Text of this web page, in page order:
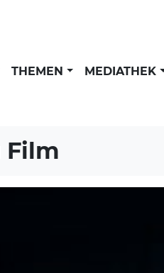
THEMEN MEDIATHEK
Film